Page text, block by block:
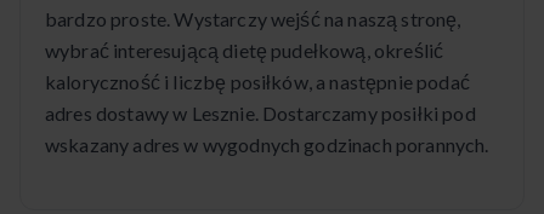
bardzo proste. Wystarczy wejść na naszą stronę,
wybrać interesującą dietę pudełkową, określić
kaloryczność i liczbę posiłków, a następnie podać
adres dostawy w Lesznie. Dostarczamy posiłki pod
wskazany adres w wygodnych godzinach porannych.